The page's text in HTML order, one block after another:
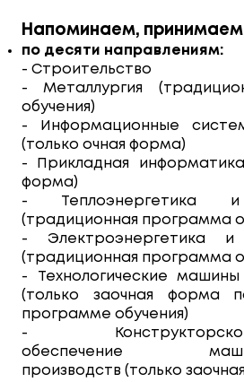
Напоминаем, принимаем
по десяти направлениям:
- Строительство
- Металлургия
обучения)
- Информационные
(только очная форма)
- Прикладная
форма)
- Теплоэнергетика и
(традиционная программа
- Электроэнергетика и
(традиционная программа
- Технологические
(только заочная форма
программе обучения)
- Конструкторско-
обеспечение
производств (только